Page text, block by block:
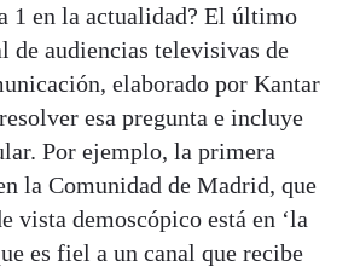
1 en la actualidad? El último
de audiencias televisivas de
elaborado por Kantar
esa pregunta e incluye
Por ejemplo, la primera
la Comunidad de Madrid, que
vista demoscópico está en ‘la
es fiel a un canal que recibe